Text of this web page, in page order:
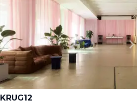
KRUG12